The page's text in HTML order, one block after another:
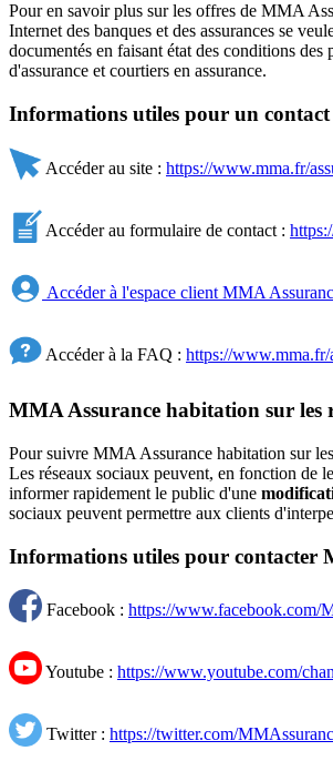
Pour en savoir plus sur les offres de MMA
Internet des banques et des assurances se
documentés en faisant état des conditions
d'assurance et courtiers en assurance.
Informations utiles pour un contact
Accéder au site : https://www.mma.fr/
Accéder au formulaire de contact :
Accéder à l'espace client MMA
Accéder à la FAQ : https://www.mma.fr/
MMA Assurance habitation sur les
Pour suivre MMA Assurance habitation sur
Les réseaux sociaux peuvent, en fonction de
informer rapidement le public d'une
sociaux peuvent permettre aux clients
Informations utiles pour contacter
Facebook : https://www.facebook.com/
Youtube : https://www.youtube.com/
Twitter : https://twitter.com/